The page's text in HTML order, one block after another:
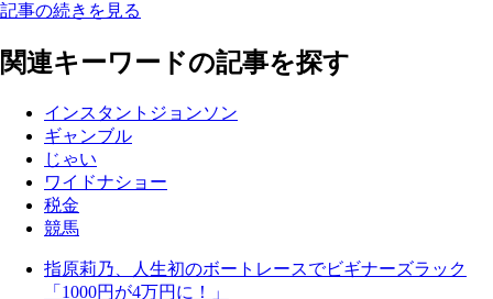
記事の続きを見る
関連キーワードの記事を探す
インスタントジョンソン
ギャンブル
じゃい
ワイドナショー
税金
競馬
指原莉乃、人生初のボートレースでビギナーズラック
「1000円が4万円に！」